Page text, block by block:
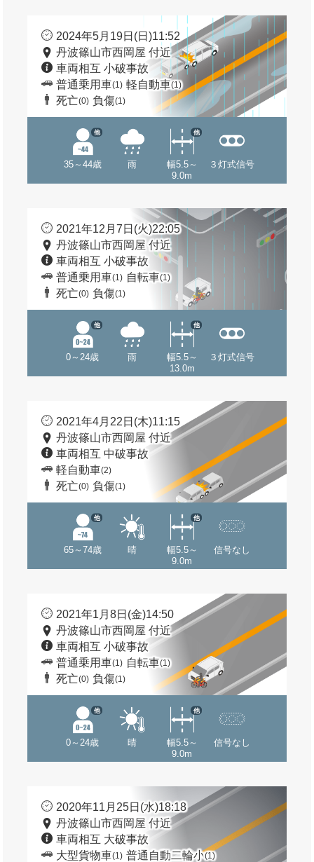
2024年5月19日(日)11:52
丹波篠山市西岡屋 付近
車両相互 小破事故
普通乗用車(1) 軽自動車(1)
死亡(0) 負傷(1)
35～44歳
他
雨
幅5.5～
9.0m
他
３灯式信号
2021年12月7日(火)22:05
丹波篠山市西岡屋 付近
車両相互 小破事故
普通乗用車(1) 自転車(1)
死亡(0) 負傷(1)
0～24歳
他
雨
幅5.5～
13.0m
他
３灯式信号
2021年4月22日(木)11:15
丹波篠山市西岡屋 付近
車両相互 中破事故
軽自動車(2)
死亡(0) 負傷(1)
65～74歳
他
晴
幅5.5～
9.0m
他
信号なし
2021年1月8日(金)14:50
丹波篠山市西岡屋 付近
車両相互 小破事故
普通乗用車(1) 自転車(1)
死亡(0) 負傷(1)
0～24歳
他
晴
幅5.5～
9.0m
他
信号なし
2020年11月25日(水)18:18
丹波篠山市西岡屋 付近
車両相互 大破事故
大型貨物車(1) 普通自動二輪小(1)